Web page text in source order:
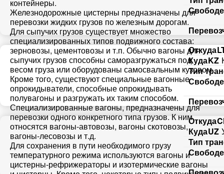
Откуда
КудаKZ
Тип
Откуда
КудаUZ
Тип
контейнеры.
Железнодорожные цистерны предназначены для
перевозки жидких грузов по железным дорогам.
Для сыпучих грузов существует множество
специализированных типов подвижного состава:
зерновозы, цементовозы и т.п. Обычно вагоны для
сыпучих грузов способны саморазгружаться под
весом груза или оборудованы самосвальным кузовом.
Кроме того, существуют специальные вагонные
опрокидыватели, способные опрокидывать
полувагоны и разгружать их таким способом.
Специализированные вагоны, предназначены для
перевозки одного конкретного типа грузов. К ним
относятся вагоны-автовозы, вагоны скотовозы,
вагоны-лесовозы и т.д.
Для сохранения в пути необходимого грузу
температурного режима используются вагоны и
цистерны-рефрижераторы и изотермические вагоны